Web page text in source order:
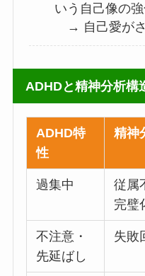
いう自己像の
→ 自己愛がさ
ADHDと精神分析構
ADHD特
性
精神
過集中
従属
完璧
不注意・
先延ばし
失敗